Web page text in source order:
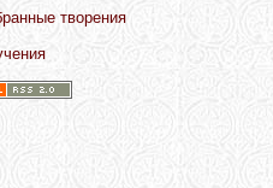
творения